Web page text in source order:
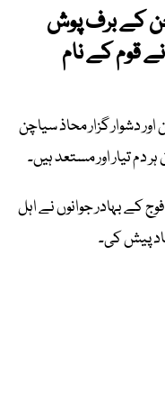
کے برف پوش
قوم کے نام
دشوار گزار محاذ سیاچن
دم تیار اور مستعد ہیں۔
کے بہادر جوانوں نے اہل
پیش کی۔